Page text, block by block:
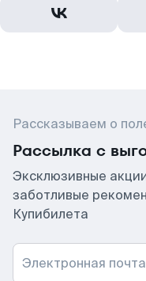
Рассказываем о
Рассылка с
Эксклюзивные
заботливые
Купибилета
Электронная почта